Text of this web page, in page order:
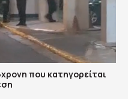
που κατηγορείται